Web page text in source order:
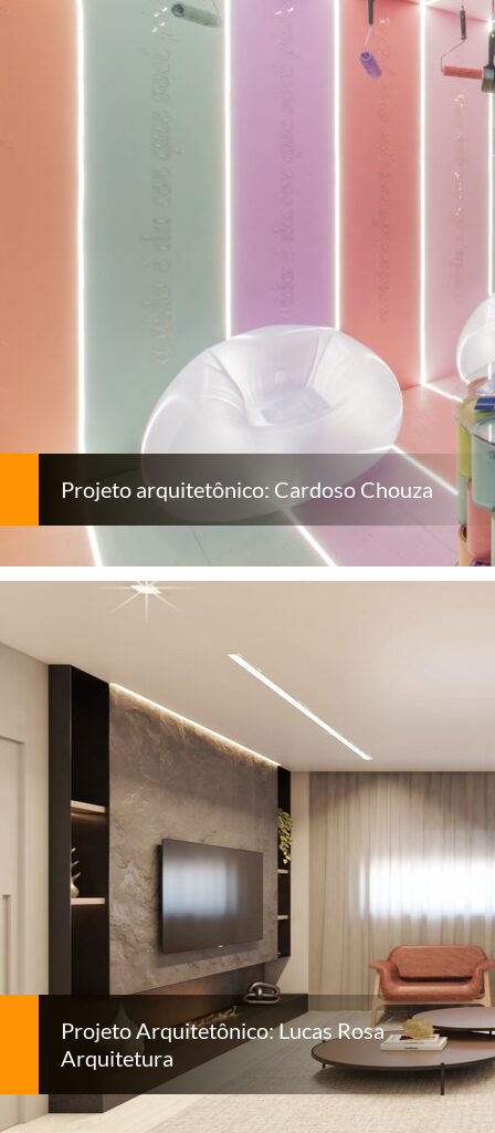
Projeto arquitetônico: Cardoso Chouza
Projeto Arquitetônico: Lucas Rosa
Arquitetura